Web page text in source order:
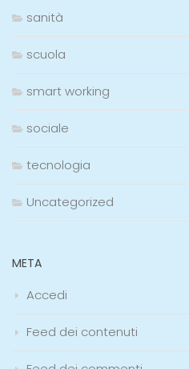
sanità
scuola
smart working
sociale
tecnologia
Uncategorized
META
Accedi
Feed dei contenuti